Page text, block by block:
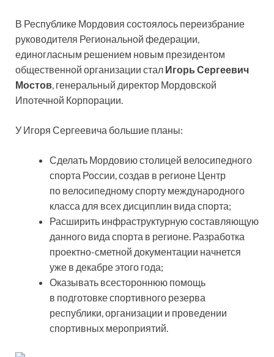
В Республике Мордовия состоялось переизбрание
руководителя Региональной федерации,
единогласным решением новым президентом
общественной организации стал Игорь Сергеевич
Мостов, генеральный директор Мордовской
Ипотечной Корпорации.
У Игоря Сергеевича большие планы:
Сделать Мордовию столицей велосипедного
спорта России, создав в регионе Центр
по велосипедному спорту международного
класса для всех дисциплин вида спорта;
Расширить инфраструктурную составляющую
данного вида спорта в регионе. Разработка
проектно-сметной документации начнется
уже в декабре этого года;
Оказывать всестороннюю помощь
в подготовке спортивного резерва
республики, организации и проведении
спортивных мероприятий.